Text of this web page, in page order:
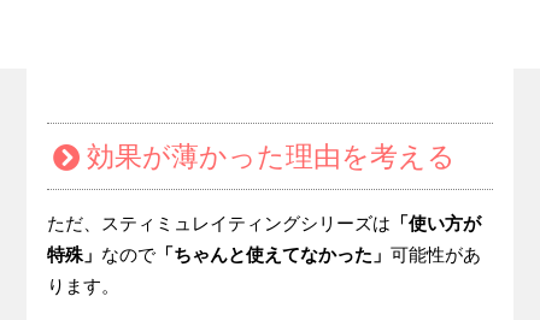
効果が薄かった理由を考える
ただ、スティミュレイティングシリーズは 「使い方が
特殊」 なので「ちゃんと使えてなかった」 可能性があ
ります。